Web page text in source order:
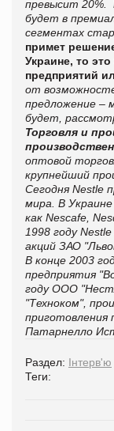
превысит 20%.
будет в
сегментах
примет
Украине, то
предприятий
от
предложение –
будет,
Торговля и
оптовой
крупнейший
Сегодня Nestle
мира. В
как Nescafe,
1998 году
акций ЗАО
В конце 2003
предприятия
году ООО
"Техноком",
приготовления
Патарнелло
Раздел: Інтерв'ю
Теги: